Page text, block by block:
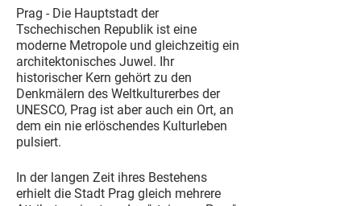
Prag - Die Hauptstadt der
Tschechischen Republik ist eine
moderne Metropole und gleichzeitig ein
architektonisches Juwel. Ihr
historischer Kern gehört zu den
Denkmälern des Weltkulturerbes der
UNESCO, Prag ist aber auch ein Ort, an
dem ein nie erlöschendes Kulturleben
pulsiert.
In der langen Zeit ihres Bestehens
erhielt die Stadt Prag gleich mehrere